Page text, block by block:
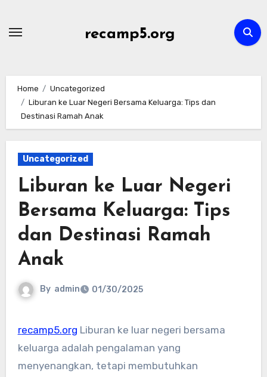
recamp5.org
Home
Uncategorized
Liburan ke Luar Negeri Bersama Keluarga: Tips dan
Destinasi Ramah Anak
Uncategorized
Liburan ke Luar Negeri
Bersama Keluarga: Tips
dan Destinasi Ramah
Anak
By admin 01/30/2025
recamp5.org Liburan ke luar negeri bersama
keluarga adalah pengalaman yang
menyenangkan, tetapi membutuhkan